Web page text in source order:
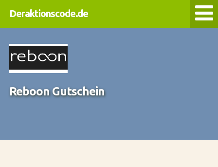
Deraktionscode.de
Reboon Gutschein